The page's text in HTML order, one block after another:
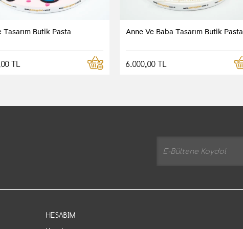
Tasarım Butik Pasta
TL
Anne Ve Baba Tasarım Butik Pasta
6.000,00 TL
HESABIM